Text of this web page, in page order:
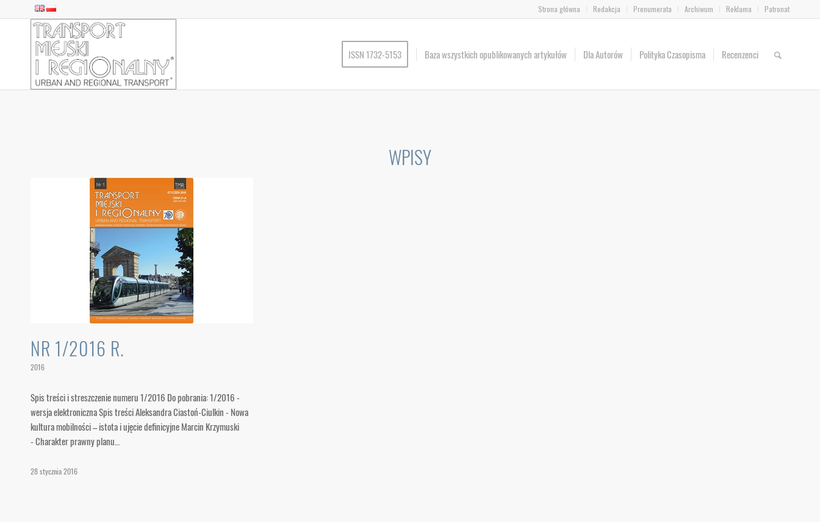
Strona główna Redakcja Prenumerata Archiwum Reklama Patronat
ISSN 1732-5153 Baza wszystkich opublikowanych artykułów Dla Autorów Polityka Czasopisma Recenzenci
WPISY
NR 1/2016 R.
2016
Spis treści i streszczenie numeru 1/2016 Do pobrania: 1/2016 -
wersja elektroniczna Spis treści Aleksandra Ciastoń-Ciulkin - Nowa
kultura mobilności – istota i ujęcie definicyjne Marcin Krzymuski
- Charakter prawny planu…
28 stycznia 2016